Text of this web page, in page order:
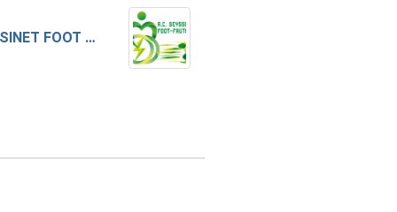
AC SEYSSINET FOOT FAUTEUIL